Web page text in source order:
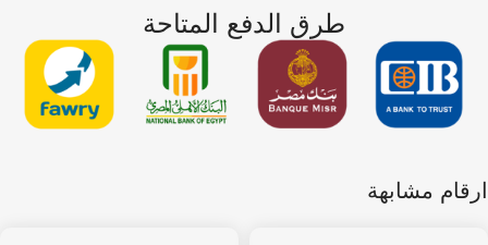
طرق الدفع المتاحة
ارقام مشابهة